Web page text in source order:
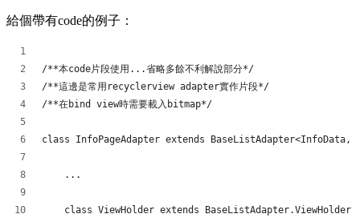
給個帶有code的例子：
/**本code片段使用...省略多餘不利解說部分*/
/**這邊是常用recyclerview adapter實作片段*/
/**在bind view時需要載入bitmap*/
class InfoPageAdapter extends BaseListAdapter<InfoData,
    ...
class ViewHolder extends BaseListAdapter.ViewHolder